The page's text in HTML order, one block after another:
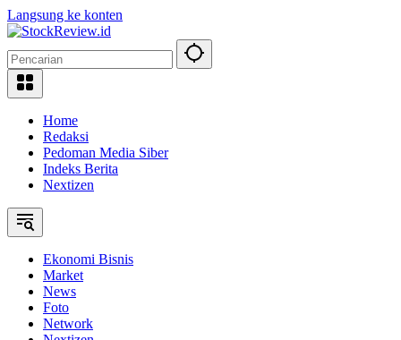
Langsung ke konten
Home
Redaksi
Pedoman Media Siber
Indeks Berita
Nextizen
Ekonomi Bisnis
Market
News
Foto
Network